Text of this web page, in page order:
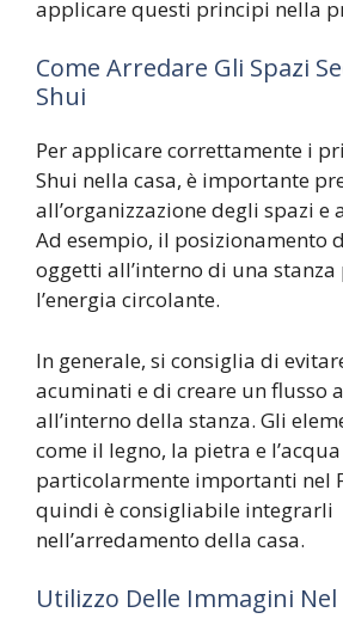
applicare questi principi nella
Come Arredare Gli Spazi
Shui
Per applicare correttamente i
Shui nella casa, è importante
all’organizzazione degli spazi e
Ad esempio, il posizionamento
oggetti all’interno di una
l’energia circolante.
In generale, si consiglia di
acuminati e di creare un flusso
all’interno della stanza. Gli
come il legno, la pietra e
particolarmente importanti nel
quindi è consigliabile integrarli
nell’arredamento della casa.
Utilizzo Delle Immagini Nel